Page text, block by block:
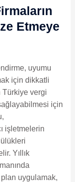
Etmeye
uyumu
için dikkatli
Türkiye vergi
için
işletmelerin
Yıllık
plan uygulamak,